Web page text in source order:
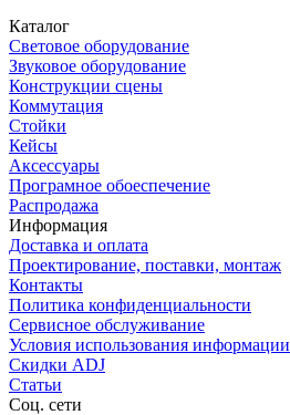
Каталог
Световое оборудование
Звуковое оборудование
Конструкции сцены
Коммутация
Стойки
Кейсы
Аксессуары
Програмное обоеспечение
Распродажа
Информация
Доставка и оплата
Проектирование, поставки, монтаж
Контакты
Политика конфиденциальности
Сервисное обслуживание
Условия использования информации
Скидки ADJ
Статьи
Соц. сети